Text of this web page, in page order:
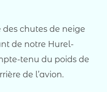
chutes de neige
de notre Hurel-
tenu du poids de
de l’avion.